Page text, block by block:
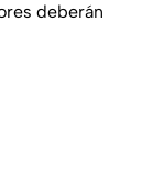
deberán